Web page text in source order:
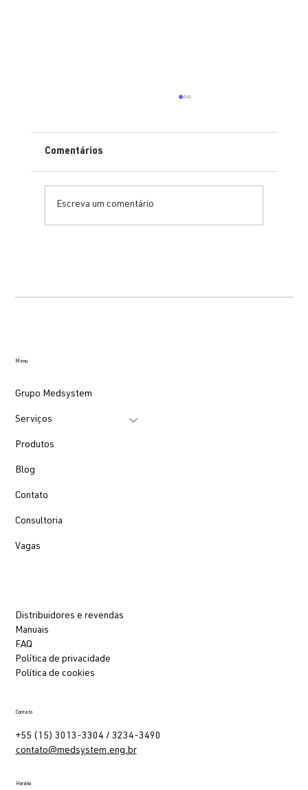
Comentários
Escreva um comentário
Menu
Grupo Medsystem
Serviços
Produtos
Blog
Contato
Consultoria
Vagas
Distribuidores e revendas
Manuais
FAQ
Política de privacidade
Política de cookies
Contato
+55 (15) 3013-3304 / 3234-3490
contato@medsystem.eng.br
Horário